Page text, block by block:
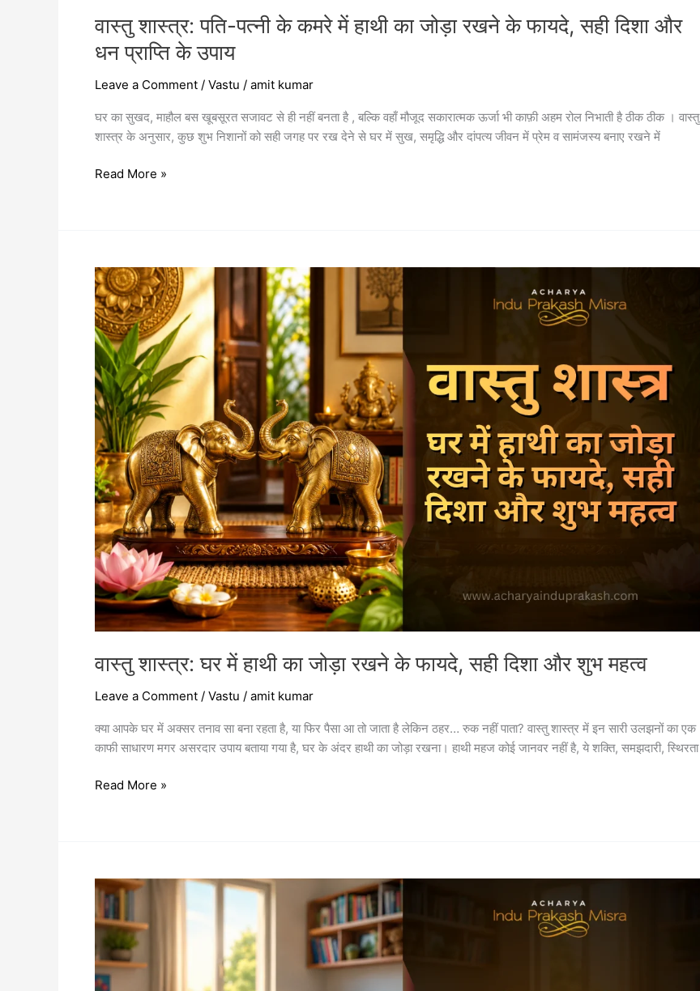
वास्तु शास्त्र: पति-पत्नी के कमरे में हाथी का जोड़ा रखने के फायदे, सही दिशा और
धन प्राप्ति के उपाय
Leave a Comment / Vastu / amit kumar
घर का सुखद, माहौल बस खूबसूरत सजावट से ही नहीं बनता है , बल्कि वहाँ मौजूद सकारात्मक ऊर्जा भी काफ़ी अहम रोल निभाती है ठीक ठीक । वास्तु
शास्त्र के अनुसार, कुछ शुभ निशानों को सही जगह पर रख देने से घर में सुख, समृद्धि और दांपत्य जीवन में प्रेम व सामंजस्य बनाए रखने में
Read More »
वास्तु शास्त्र: घर में हाथी का जोड़ा रखने के फायदे, सही दिशा और शुभ महत्व
Leave a Comment / Vastu / amit kumar
क्या आपके घर में अक्सर तनाव सा बना रहता है, या फिर पैसा आ तो जाता है लेकिन ठहर… रुक नहीं पाता? वास्तु शास्त्र में इन सारी उलझनों का एक
काफी साधारण मगर असरदार उपाय बताया गया है, घर के अंदर हाथी का जोड़ा रखना। हाथी महज कोई जानवर नहीं है, ये शक्ति, समझदारी, स्थिरता
वास्तु
शास्त्र:
घर
में
हाथी
का
जोड़ा
रखने
के
फायदे,
सही
दिशा
और
शुभ
महत्व
Read More »
बच्चों
के
कमरे
का
वास्तु:
सही